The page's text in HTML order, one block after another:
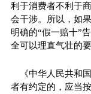
利于消费者不利于
会干涉。所以，如
明确的“假一赔十”
全可以理直气壮的要
《中华人民共和
者有约定的，应当